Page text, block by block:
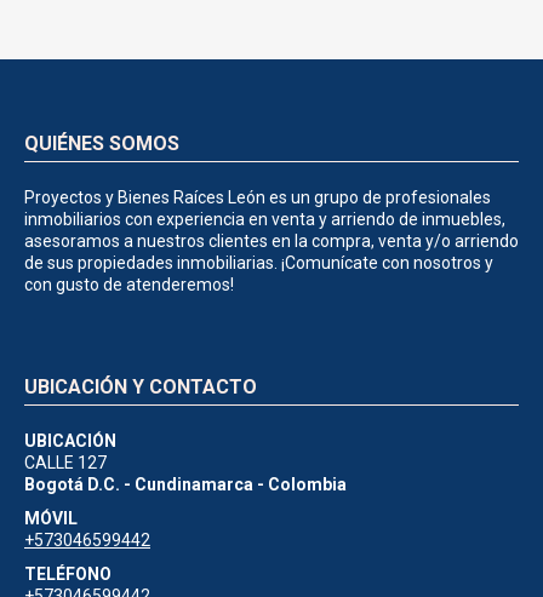
QUIÉNES SOMOS
Proyectos y Bienes Raíces León es un grupo de profesionales
inmobiliarios con experiencia en venta y arriendo de inmuebles,
asesoramos a nuestros clientes en la compra, venta y/o arriendo
de sus propiedades inmobiliarias. ¡Comunícate con nosotros y
con gusto de atenderemos!
UBICACIÓN Y CONTACTO
UBICACIÓN
CALLE 127
Bogotá D.C. - Cundinamarca - Colombia
MÓVIL
+573046599442
TELÉFONO